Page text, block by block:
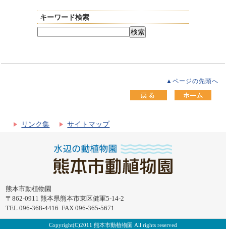
キーワード検索
▲ページの先頭へ
リンク集 サイトマップ
熊本市動植物園
〒862-0911 熊本県熊本市東区健軍5-14-2
TEL 096-368-4416 FAX 096-365-5671
Copyright(C)2011 熊本市動植物園 All rights reserved